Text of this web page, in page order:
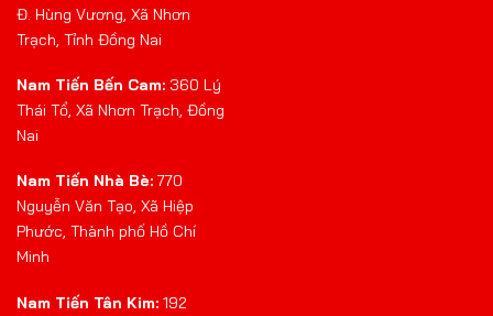
Đ. Hùng Vương, Xã Nhơn
Trạch, Tỉnh Đồng Nai
Nam Tiến Bến Cam: 360 Lý
Thái Tổ, Xã Nhơn Trạch, Đồng
Nai
Nam Tiến Nhà Bè: 770
Nguyễn Văn Tạo, Xã Hiệp
Phước, Thành phố Hồ Chí
Minh
Nam Tiến Tân Kim: 192